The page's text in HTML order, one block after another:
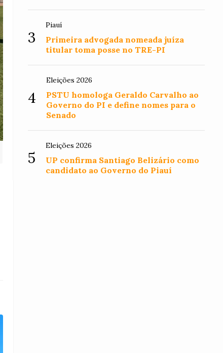
3
Piauí
Primeira advogada nomeada juíza
titular toma posse no TRE-PI
4
Eleições 2026
PSTU homologa Geraldo Carvalho ao
Governo do PI e define nomes para o
Senado
5
Eleições 2026
UP confirma Santiago Belizário como
candidato ao Governo do Piauí